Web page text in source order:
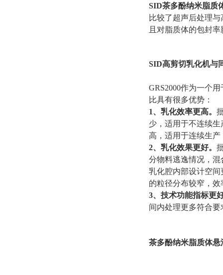
SID茶多酚纳米脂质
比较了超声后处理
且对脂质体的包封
SID高剪切乳化机与
GRS2000作为一个
比具有很多优势：
1、乳化效率更高。
少，适用于不连续
高，适用于连续生
2、乳化效果更好。
分物料逃逸情况，
乳化腔内部设计空
的粒径分布较窄，效
3、技术功能指标更
间内处理更多符合
茶多酚纳米脂质体悬